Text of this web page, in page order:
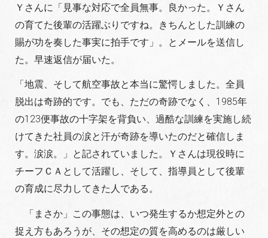
Ｙさんに「見事な対応で全員無事。良かった。Ｙさん
の育てた後輩の活躍ぶりですね。きちんとした訓練の
賜が功を奏した事実に拍手です」。とメールを送信し
た。早速返信が届いた。
「地震、そして航空事故と本当に驚愕しました。全員
脱出は奇跡的です。でも、ただの奇跡でなく、1985年
の123便事故の十字架を背負い、過酷な訓練を実施し続
けてきた社員の涙と汗が奇跡を導いたのだと確信しま
す。涙涙。」と記されていました。Ｙさんは現役時に
チーフＣＡとして活躍し、そして、指導員として後輩
の育成に尽力してきた人である。
「まさか」この事態は、いつ発生するか想定外との
捉え方もあろうが、その想定の質を高めるのは厳しい